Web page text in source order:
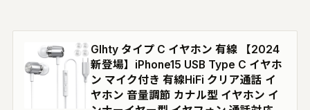
Glhty タイプ C イヤホン 有線 【2024
新登場】iPhone15 USB Type C イヤホ
ン マイク付き 有線HiFi クリア通話 イ
ヤホン 音量調節 カナル型 イヤホン イ